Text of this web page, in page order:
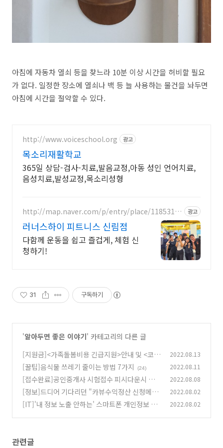
아침에 자동차 열쇠 등을 찾느라 10분 이상 시간을 허비할 필요
가 없다. 일정한 장소에 열쇠나 백 등 늘 사용하는 물건을 놔두면
아침에 시간을 절약할 수 있다.
http://www.voiceschool.org 광고
목소리재활학교
365일 상담-검사-치료,발음교정,아동 성인 언어치료,
음성치료,발성교정,목소리성형
http://map.naver.com/p/entry/place/1185314
광고
러너스하이 피트니스 신림점
다함께 운동을 쉽고 즐겁게, 체험 신
청하기!
31 구독하기
'알아두면 좋은 이야기' 카테고리의 다른 글
[지원금]<가족돌봄비용 긴급지원>안내 및 <코로
나19관련 가족돌봄비용 긴급지원>안내
(14)
2022.08.13
[꿀팁]음식물 쓰레기 줄이는 방법 7가지 (24) 2022.08.11
[접수완료]공인중개사 시험접수 피시다운시 모
바일로 접속하면 금방 성공 (105)
2022.08.08
[정보]드디어 기다리던 "카뷰수익정산 신청메
일"과"카뷰수입신청방법" (50)
2022.08.02
[IT]'내 정보 노출 안하는' 스마트폰 개인정보 설
2022.08.02
관련글